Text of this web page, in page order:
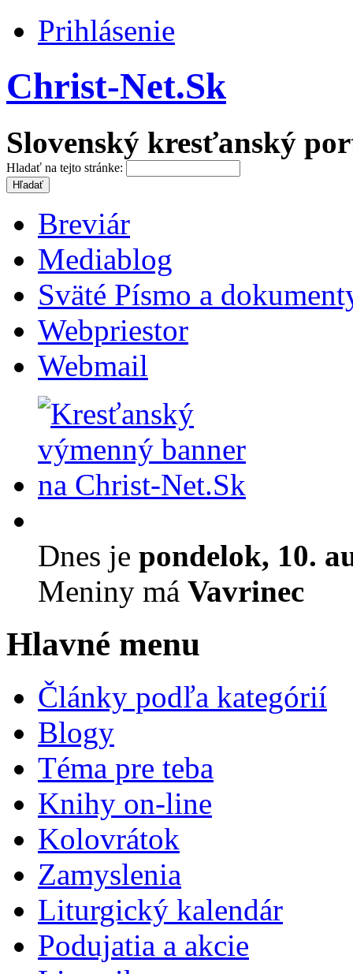
Prihlásenie
Christ-Net.Sk
Slovenský kresťanský
Hladať na tejto stránke:
Breviár
Mediablog
Sväté Písmo a
Webpriestor
Webmail
Dnes je pondelok, 10.
Meniny má Vavrinec
Hlavné menu
Články podľa kategórií
Blogy
Téma pre teba
Knihy on-line
Kolovrátok
Zamyslenia
Liturgický kalendár
Podujatia a akcie